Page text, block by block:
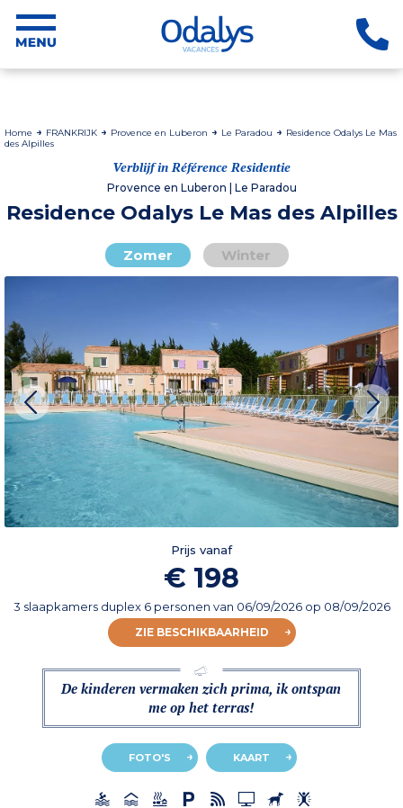
Home FRANKRIJK Provence en Luberon Le Paradou
Residence Odalys Le Mas
des Alpilles
Verblijf in Référence Residentie
Provence en Luberon | Le Paradou
Residence Odalys Le Mas des Alpilles
Zomer Winter
Prijs vanaf
€ 198
3 slaapkamers duplex 6 personen van 06/09/2026op 08/09/2026
ZIE BESCHIKBAARHEID
De kinderen vermaken zich prima, ik ontspan
me op het terras!
FOTO'S KAART